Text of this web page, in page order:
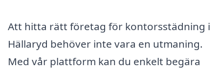
Att hitta rätt företag för kontorsstädning i
Hällaryd behöver inte vara en utmaning.
Med vår plattform kan du enkelt begära